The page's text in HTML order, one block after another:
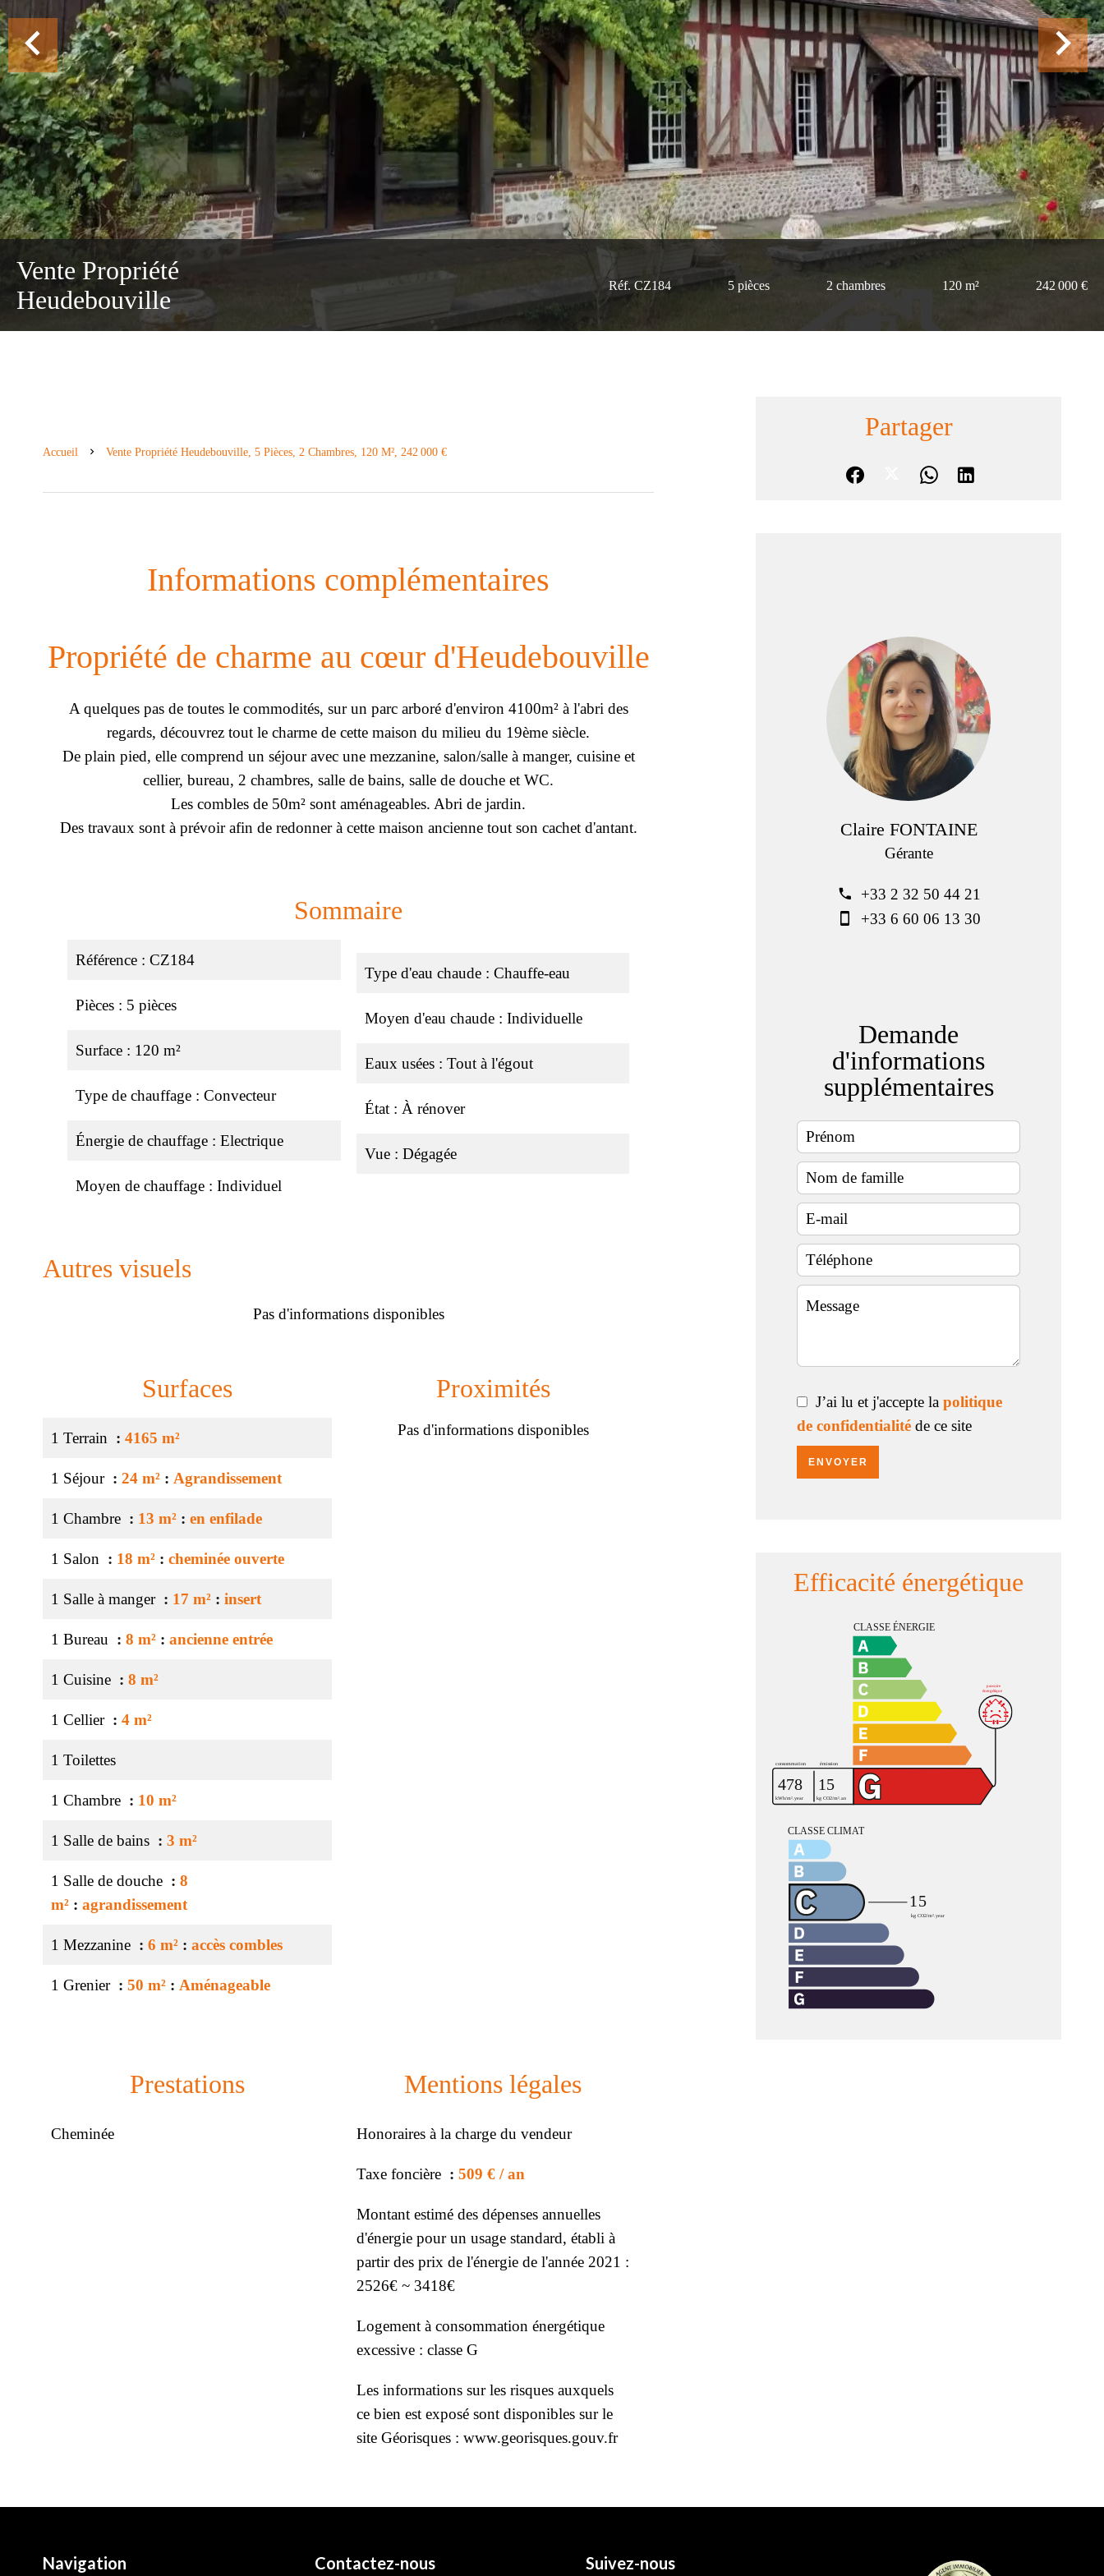
Vente Propriété
Heudebouville
Réf. CZ184 5 pièces 2 chambres 120 m² 242 000 €
Accueil Vente Propriété Heudebouville, 5 Pièces, 2 Chambres, 120 M², 242 000 €
Informations complémentaires
Propriété de charme au cœur d'Heudebouville
A quelques pas de toutes le commodités, sur un parc arboré d'environ 4100m² à l'abri des
regards, découvrez tout le charme de cette maison du milieu du 19ème siècle.
De plain pied, elle comprend un séjour avec une mezzanine, salon/salle à manger, cuisine et
cellier, bureau, 2 chambres, salle de bains, salle de douche et WC.
Les combles de 50m² sont aménageables. Abri de jardin.
Des travaux sont à prévoir afin de redonner à cette maison ancienne tout son cachet d'antant.
Sommaire
Référence CZ184
Pièces 5 pièces
Surface 120 m²
Type de chauffage Convecteur
Énergie de chauffage Electrique
Moyen de chauffage Individuel
Type d'eau chaude Chauffe-eau
Moyen d'eau chaude Individuelle
Eaux usées Tout à l'égout
État À rénover
Vue Dégagée
Autres visuels
Pas d'informations disponibles
Surfaces
1 Terrain 4165 m²
1 Séjour 24 m² Agrandissement
1 Chambre 13 m² en enfilade
1 Salon 18 m² cheminée ouverte
1 Salle à manger 17 m² insert
1 Bureau 8 m² ancienne entrée
1 Cuisine 8 m²
1 Cellier 4 m²
1 Toilettes
1 Chambre 10 m²
1 Salle de bains 3 m²
1 Salle de douche
8
m²
agrandissement
1 Mezzanine 6 m² accès combles
1 Grenier 50 m² Aménageable
Proximités
Pas d'informations disponibles
Prestations
Cheminée
Mentions légales
Honoraires à la charge du vendeur
Taxe foncière 509 € / an
Montant estimé des dépenses annuelles
d'énergie pour un usage standard, établi à
partir des prix de l'énergie de l'année 2021 :
2526€ ~ 3418€
Logement à consommation énergétique
excessive : classe G
Les informations sur les risques auxquels
ce bien est exposé sont disponibles sur le
site Géorisques : www.georisques.gouv.fr
Partager
Claire FONTAINE
Gérante
+33 2 32 50 44 21
+33 6 60 06 13 30
Demande
d'informations
supplémentaires
J’ai lu et j'accepte la politique
de confidentialité de ce site
ENVOYER
Efficacité énergétique
Navigation Contactez-nous Suivez-nous